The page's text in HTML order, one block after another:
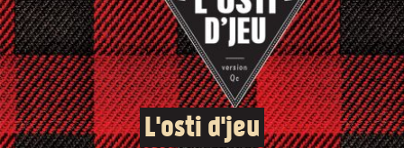
L'osti d'jeu